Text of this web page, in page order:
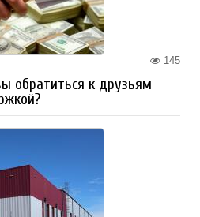
145
обратиться к друзьям